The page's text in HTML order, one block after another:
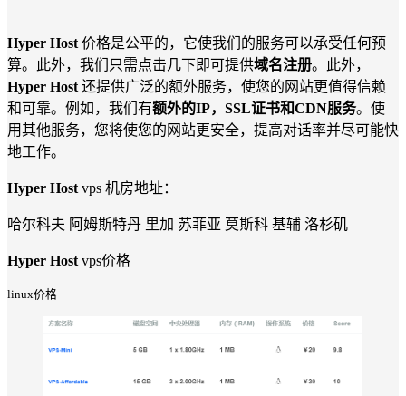
Hyper Host 价格是公平的，它使我们的服务可以承受任何预
算。此外，我们只需点击几下即可提供域名注册。此外，
Hyper Host 还提供广泛的额外服务，使您的网站更值得信赖
和可靠。例如，我们有额外的IP，SSL证书和CDN服务。使
用其他服务，您将使您的网站更安全，提高对话率并尽可能快
地工作。
Hyper Host vps 机房地址：
哈尔科夫 阿姆斯特丹 里加 苏菲亚 莫斯科 基辅 洛杉矶
Hyper Host vps价格
linux价格